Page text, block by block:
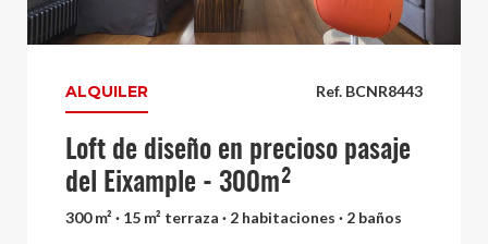
Ref. BCNR8443
ALQUILER
Loft de diseño en precioso pasaje
del Eixample - 300m²
300 m² · 15 m² terraza · 2 habitaciones · 2 baños